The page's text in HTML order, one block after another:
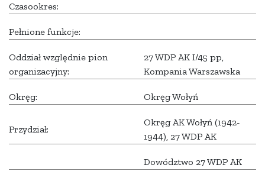
Czasookres:
Pełnione funkcje:
Oddział względnie pion
organizacyjny:
27 WDP AK I/45 pp,
Kompania Warszawska
Okręg: Okręg Wołyń
Przydział:
Okręg AK Wołyń (1942-
1944), 27 WDP AK
Dowództwo 27 WDP AK